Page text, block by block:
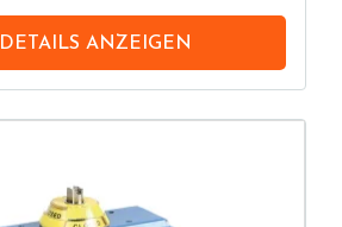
DETAILS ANZEIGEN